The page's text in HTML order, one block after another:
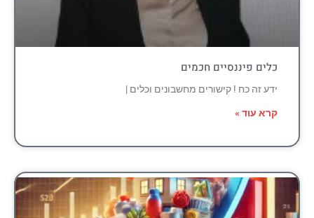
כלים פיננסיים חכמים
ידע זה כח ! קישורים מחשבונים וכלים |
קרא עוד »